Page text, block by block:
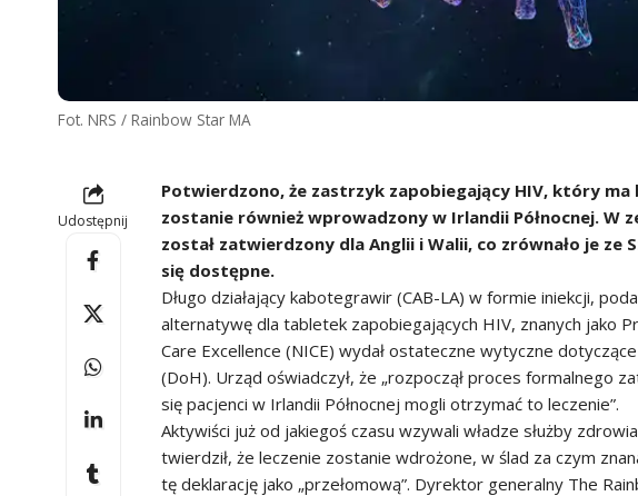
Fot. NRS / Rainbow Star MA
Udostępnij
Potwierdzono, że zastrzyk zapobiegający HIV, który
zostanie również wprowadzony w Irlandii Północnej. W
został zatwierdzony dla Anglii i Walii, co zrównało je
się dostępne.
Długo działający kabotegrawir (CAB-LA) w formie iniekcji,
alternatywę dla tabletek zapobiegających HIV, znanych jako
Care Excellence (NICE) wydał ostateczne wytyczne
(DoH). Urząd oświadczył, że „rozpoczął proces formalnego
się pacjenci w Irlandii Północnej mogli otrzymać to leczenie”.
Aktywiści już od jakiegoś czasu wzywali władze służby
twierdził, że leczenie zostanie wdrożone, w ślad za czym
tę deklarację jako „przełomową”. Dyrektor generalny The